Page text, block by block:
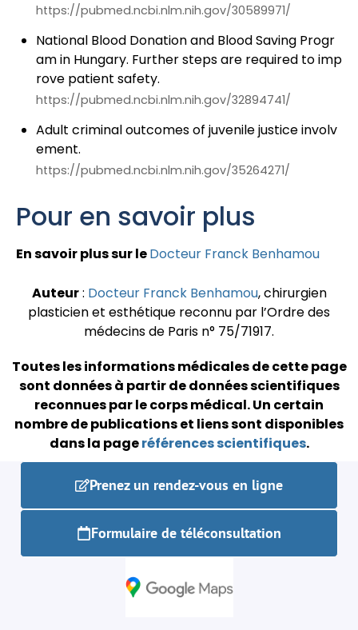
https://pubmed.ncbi.nlm.nih.gov/30589971/
National Blood Donation and Blood Saving Progr
am in Hungary. Further steps are required to imp
rove patient safety.
https://pubmed.ncbi.nlm.nih.gov/32894741/
Adult criminal outcomes of juvenile justice involv
ement.
https://pubmed.ncbi.nlm.nih.gov/35264271/
Pour en savoir plus
En savoir plus sur leDocteur Franck Benhamou
Auteur: Docteur Franck Benhamou, chirurgien
plasticien et esthétique reconnu par l’Ordre des
médecins de Paris n° 75/71917.
Toutes les informations médicales de cette page
sont données à partir de données scientifiques
reconnues par le corps médical.Un certain
nombre de publications et liens sont disponibles
dans la pageréférences scientifiques.
Prenez un rendez-vous en ligne
Formulaire de téléconsultation